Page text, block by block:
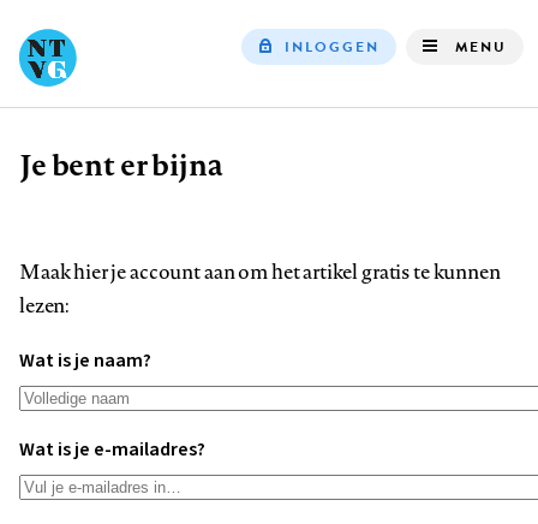
INLOGGEN MENU
Kruimelpad
Je bent er bijna
Maak hier je account aan om het artikel gratis te kunnen
lezen:
Wat is je naam?
Wat is je e-mailadres?